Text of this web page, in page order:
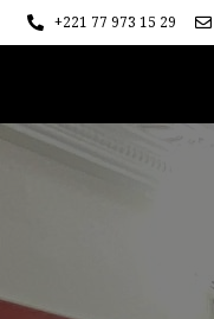
+221 77 973 15 29